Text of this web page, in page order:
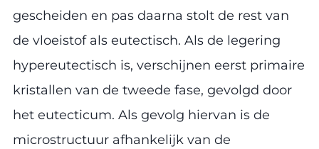
gescheiden en pas daarna stolt de rest van
de vloeistof als eutectisch. Als de legering
hypereutectisch is, verschijnen eerst primaire
kristallen van de tweede fase, gevolgd door
het eutecticum. Als gevolg hiervan is de
microstructuur afhankelijk van de